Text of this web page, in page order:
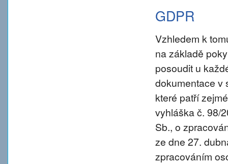
GDPR
Vzhledem k
na základě
posoudit u
dokumentace v
které patří
vyhláška č. 98/
Sb., o
ze dne 27.
zpracováním